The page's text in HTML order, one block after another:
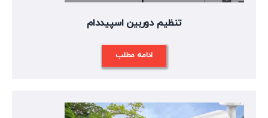
تنظیم دوربین اسپیددام
ادامه مطلب